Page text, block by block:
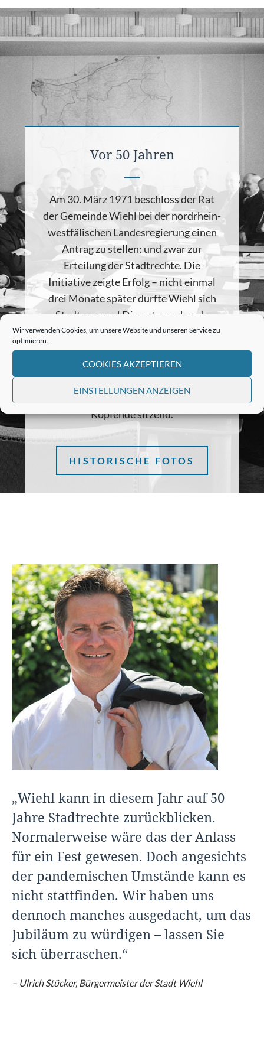
Wir verwenden Cookies, um unsere Website und unseren Service zu
optimieren.
COOKIES AKZEPTIEREN
EINSTELLUNGEN ANZEIGEN
Vor 50 Jahren
Am 30. März 1971 beschloss der Rat
der Gemeinde Wiehl bei der nordrhein-
westfälischen Landesregierung einen
Antrag zu stellen: und zwar zur
Erteilung der Stadtrechte. Die
Initiative zeigte Erfolg – nicht einmal
drei Monate später durfte Wiehl sich
Stadt nennen! Die entsprechende
Urkunde datiert vom 22. Juni 1971. Auf
dem Foto ist zwar ein früherer
Gemeinderat zu sehen, es zeigt aber u.
a. den späteren ersten Bürgermeister
der Stadt Wiehl, Ernst Hardt, links am
Kopfende sitzend.
HISTORISCHE FOTOS
„Wiehl kann in diesem Jahr auf 50
Jahre Stadtrechte zurückblicken.
Normalerweise wäre das der Anlass
für ein Fest gewesen. Doch angesichts
der pandemischen Umstände kann es
nicht stattfinden. Wir haben uns
dennoch manches ausgedacht, um das
Jubiläum zu würdigen – lassen Sie
sich überraschen.“
– Ulrich Stücker, Bürgermeister der Stadt Wiehl